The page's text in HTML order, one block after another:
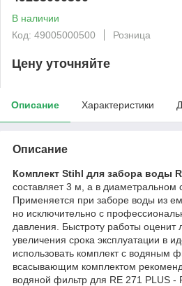
В наличии
Код: 49005000500
Розница
Цену уточняйте
Описание Характеристики
Описание
Комплект Stihl для забора воды
составляет 3 м, а в диаметральном
Применяется при заборе воды из
но исключительно с
давления. Быстроту работы
увеличения срока эксплуатации в
использовать комплект с водяным
всасывающим комплектом
водяной фильтр для RE 271 PLUS -